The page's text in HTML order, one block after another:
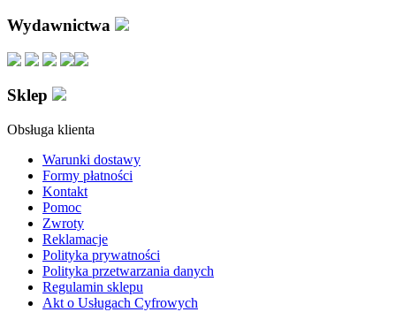
Wydawnictwa
Sklep
Obsługa klienta
Warunki dostawy
Formy płatności
Kontakt
Pomoc
Zwroty
Reklamacje
Polityka prywatności
Polityka przetwarzania danych
Regulamin sklepu
Akt o Usługach Cyfrowych